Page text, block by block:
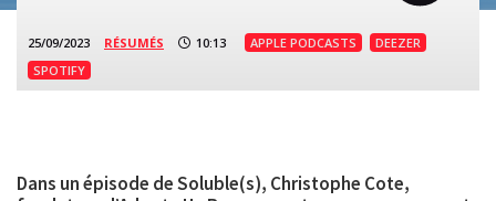
25/09/2023 RÉSUMÉS 10:13 APPLE PODCASTS
DEEZER
SPOTIFY
Dans un épisode de Soluble(s), Christophe Cote,